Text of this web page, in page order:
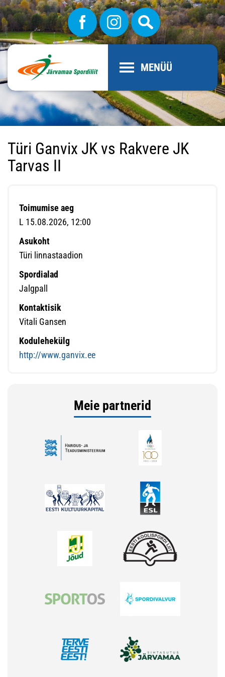
MENÜÜ
Türi Ganvix JK vs Rakvere JK
Tarvas II
Toimumise aeg
L 15.08.2026, 12:00
Asukoht
Türi linnastaadion
Spordialad
Jalgpall
Kontaktisik
Vitali Gansen
Kodulehekülg
http://www.ganvix.ee
Meie partnerid